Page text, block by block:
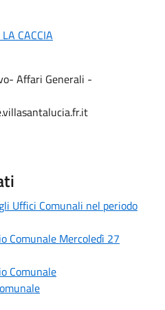
CACCIA
Affari Generali -
Uffici Comunali nel periodo
Comunale Mercoledì 27
Comunale